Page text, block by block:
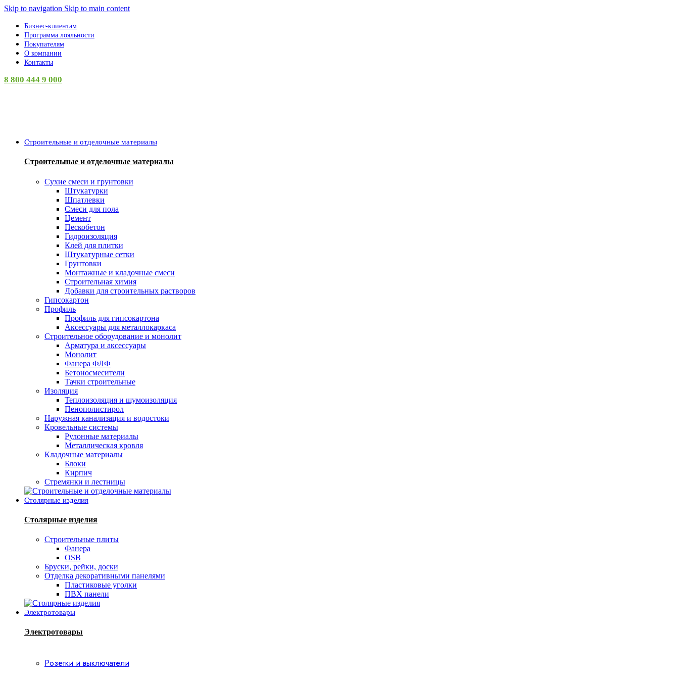
Skip to navigation Skip to main content
Бизнес-клиентам
Программа лояльности
Покупателям
О компании
Контакты
8 800 444 9 000
Строительные и отделочные материалы
Строительные и отделочные материалы
Сухие смеси и грунтовки
Штукатурки
Шпатлевки
Смеси для пола
Цемент
Пескобетон
Гидроизоляция
Клей для плитки
Штукатурные сетки
Грунтовки
Монтажные и кладочные смеси
Строительная химия
Добавки для строительных растворов
Гипсокартон
Профиль
Профиль для гипсокартона
Аксессуары для металлокаркаса
Строительное оборудование и монолит
Арматура и аксессуары
Монолит
Фанера ФЛФ
Бетоносмесители
Тачки строительные
Изоляция
Теплоизоляция и шумоизоляция
Пенополистирол
Наружная канализация и водостоки
Кровельные системы
Рулонные материалы
Металлическая кровля
Кладочные материалы
Блоки
Кирпич
Стремянки и лестницы
Столярные изделия
Столярные изделия
Строительные плиты
Фанера
OSB
Бруски, рейки, доски
Отделка декоративными панелями
Пластиковые уголки
ПВХ панели
Электротовары
Электротовары
Розетки и выключатели